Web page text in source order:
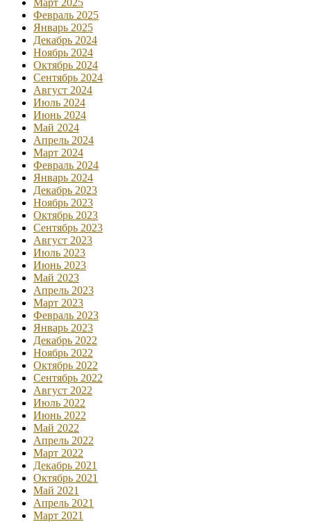
Февраль 2025
Январь 2025
Декабрь 2024
Ноябрь 2024
Октябрь 2024
Сентябрь 2024
Август 2024
Июль 2024
Июнь 2024
Май 2024
Апрель 2024
Март 2024
Февраль 2024
Январь 2024
Декабрь 2023
Ноябрь 2023
Октябрь 2023
Сентябрь 2023
Август 2023
Июль 2023
Июнь 2023
Май 2023
Апрель 2023
Март 2023
Февраль 2023
Январь 2023
Декабрь 2022
Ноябрь 2022
Октябрь 2022
Сентябрь 2022
Август 2022
Июль 2022
Июнь 2022
Май 2022
Апрель 2022
Март 2022
Декабрь 2021
Октябрь 2021
Май 2021
Апрель 2021
Март 2021